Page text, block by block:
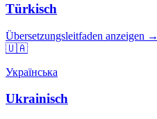
Türkisch
Übersetzungsleitfaden anzeigen →
🇺🇦
Українська
Ukrainisch